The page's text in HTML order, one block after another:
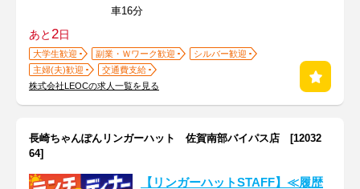
車16分
あと2日
大学生歓迎 副業・Ｗワーク歓迎
シルバー歓迎
主婦(夫)歓迎
交通費支給
株式会社LEOCの求人一覧を見る
長崎ちゃんぽんリンガーハット 佐賀南部バイパス店 [12032
64]
【リンガーハットSTAFF】≪履歴